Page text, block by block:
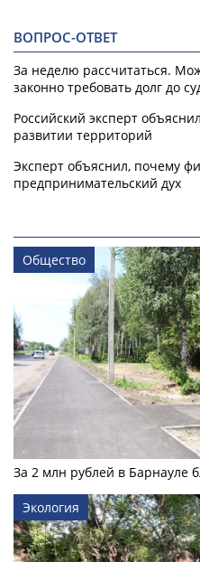
ВОПРОС-ОТВЕТ
За неделю рассчитаться.
законно требовать долг до
Российский эксперт
развитии территорий
Эксперт объяснил, почему
предпринимательский дух
Общество
За 2 млн рублей в Барнауле
Экология